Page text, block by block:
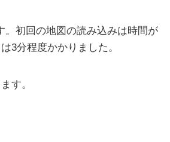
。初回の地図の読み込みは時間が
3分程度かかりました。
す。